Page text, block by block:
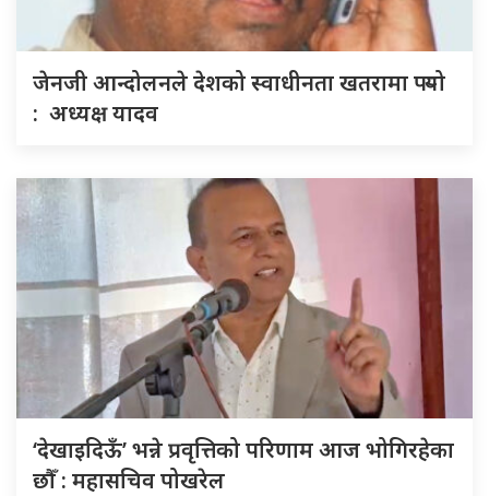
जेनजी आन्दोलनले देशको स्वाधीनता खतरामा पर्‍यो
: अध्यक्ष यादव
‘देखाइदिऊँ’ भन्ने प्रवृत्तिको परिणाम आज भोगिरहेका
छौँ : महासचिव पोखरेल